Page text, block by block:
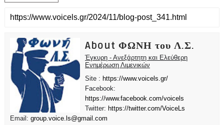
About ΦΩΝΗ του Λ.Σ.
Έγκυρη - Ανεξάρτητη και Ελεύθερη
Ενημέρωση Λιμενικών
Site : https://www.voicels.gr/
Facebook:
https://www.facebook.com/voicels
Twitter: https://twitter.com/VoiceLs
Email: group.voice.ls@gmail.com